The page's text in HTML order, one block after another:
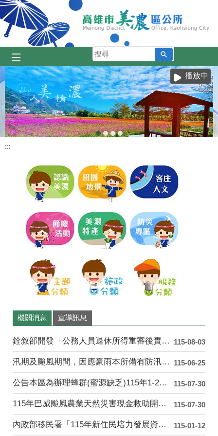
跳到主要內容區塊
搜
尋
播放中
目
:::
機關消息 宣導訊息
115-08-03
銓敘部開發「公務人員退休所得重審後實發金額試算器」....
115-06-25
汛期及颱風期間，因應豪雨本所備有防汛沙包供民眾索取....
115-07-30
公告本區為辦理蜂群(蜜源缺乏)115年1-2月乾旱....
115-07-30
115年巴威颱風農業天然災害現金救助開始受理「水平....
115-01-12
內政部移民署「115年新住民培力發展資訊網」